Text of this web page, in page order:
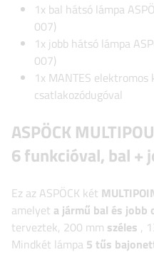
1x bal hátsó lámpa
007)
1x jobb hátsó lámpa
007)
1x MANTES
csatlakozódugóval
ASPÖCK
6 funkcióval, bal +
Ez az ASPÖCK két
amelyet a jármű bal és jobb
terveztek, 200 mm széles ,
Mindkét lámpa 5 tűs